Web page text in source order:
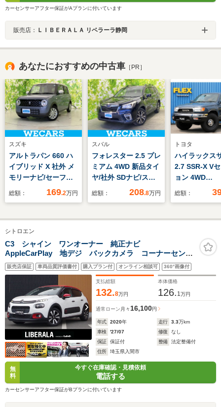
カーセンサーアフター保証がAプランに付いています
販売店： ＬＩＢＥＲＡＬＡ リベラーラ静岡
あなたにおすすめの中古車 ［PR］
スズキ
アルトラパン 660 ハ
イブリッド X 社外 メ
モリーナビ/セーフテ
ィサポート(スズキ)/シ
ラ/車線逸脱防止支援
システム/ヘッドラン
プ LED/Bluetooth接
続/横滑り防止装置
総額： 169.2万円
スバル
フォレスター 2.5 プレ
ミアム 4WD 新品タイ
ヤ/社外 SDナビ/スマ
ートリヤビューミラ
逸脱防止支援システ
ー/ヘッドランプ
LED/USBジャック
総額： 208.8万円
トヨタ
ハイラックス
2.7 SSR-X V
ョン 4WD
ール/新品テー
新品DEANク
トリー16イン
品ジオランダ
タイヤ/カロッ
アDA
総額：
シトロエン
C3 シャイン ワンオーナー 純正ナビ
AppleCarPlay 地デジ バックカメラ コーナーセンサ
ー ドライブレコーダー HIDヘッドライト クルーズコ
ントロール 純正16インチアルミホイール ETC オー
トライト レーンキープA!!
販売店保証 車両品質評価書付 購入プラン付 オンライン相談可 360°画像付
支払総額
132.8万円
本体価格
126. 1万円
通常ローン 月々 16,100円
年式 2020年 走行 3.3万km
車検
'27/07 修復
なし
保証
保証付 整備
法定整備付
住所
埼玉県入間市
無
料
今すぐ在庫確認・見積依頼
電話する
カーセンサーアフター保証がBプランに付いています